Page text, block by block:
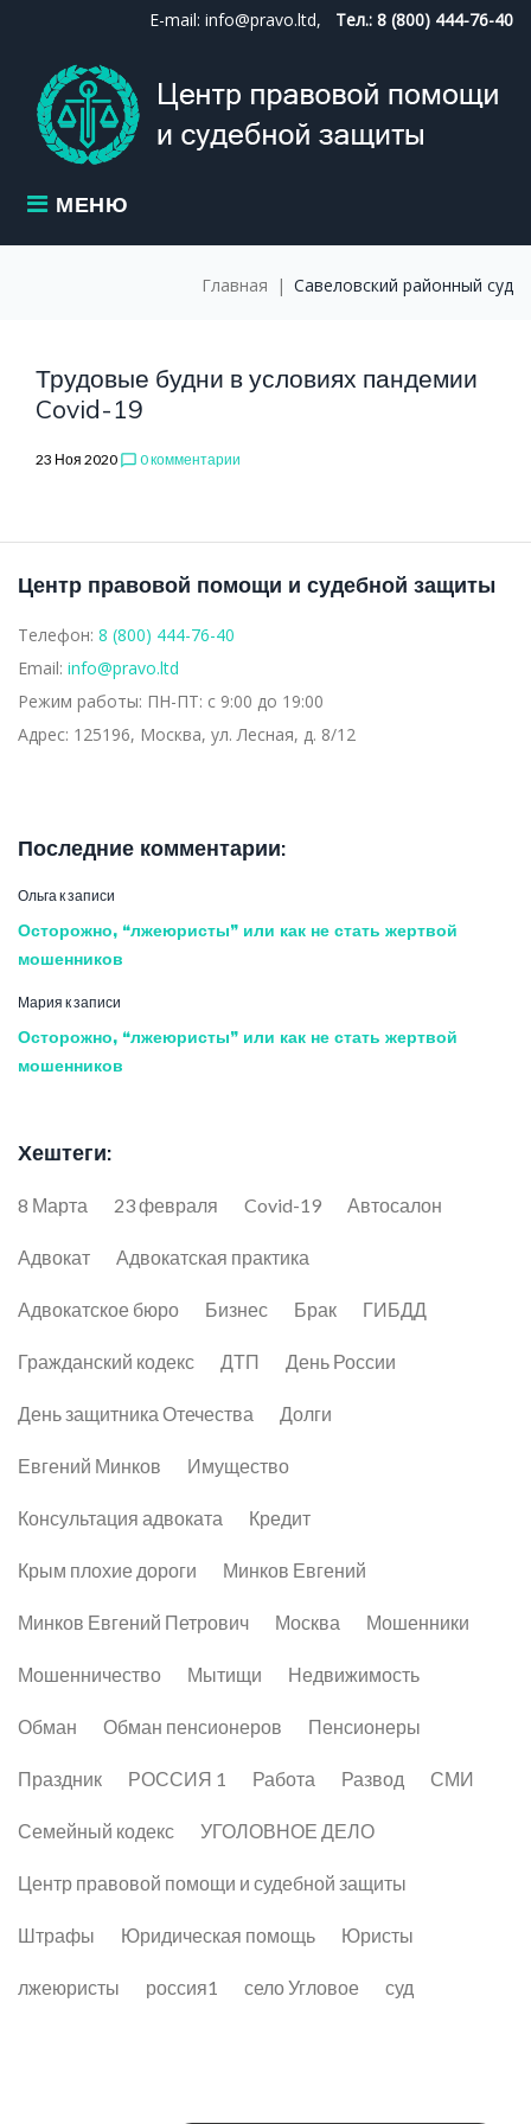
content
E-mail: info@pravo.ltd, Тел.: 8 (800) 444-76-40
МЕНЮ
Главная | Савеловский районный суд
МЕТКА:
РАЙОННЫЙ
СУД
Трудовые будни в условиях пандемии
Covid-19
23 Ноя 2020 chat_bubble_outline 0 комментарии
Центр правовой помощи и судебной защиты
Телефон: 8 (800) 444-76-40
Email: info@pravo.ltd
Режим работы: ПН-ПТ: с 9:00 до 19:00
Адрес: 125196, Москва, ул. Лесная, д. 8/12
Последние комментарии:
Ольгак записи
Осторожно, “лжеюристы” или как не стать жертвой
мошенников
Мария к записи
Осторожно, “лжеюристы” или как не стать жертвой
мошенников
Хештеги:
8 Марта 23 февраля Covid-19 Автосалон
Адвокат Адвокатская практика
Адвокатское бюро Бизнес Брак ГИБДД
Гражданский кодекс ДТП День России
День защитника Отечества Долги
Евгений Минков Имущество
Консультация адвоката Кредит
Крым плохие дороги Минков Евгений
Минков Евгений Петрович Москва Мошенники
Мошенничество Мытищи Недвижимость
Обман Обман пенсионеров Пенсионеры
Праздник РОССИЯ 1 Работа Развод СМИ
Семейный кодекс УГОЛОВНОЕ ДЕЛО
Центр правовой помощи и судебной защиты
Штрафы Юридическая помощь Юристы
лжеюристы россия1 село Угловое суд